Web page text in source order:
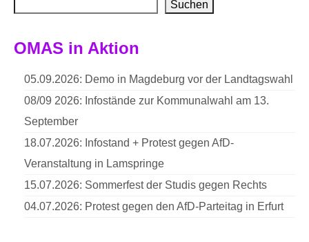
Suchen
OMAS in Aktion
05.09.2026: Demo in Magdeburg vor der Landtagswahl
08/09 2026: Infostände zur Kommunalwahl am 13.
September
18.07.2026: Infostand + Protest gegen AfD-
Veranstaltung in Lamspringe
15.07.2026: Sommerfest der Studis gegen Rechts
04.07.2026: Protest gegen den AfD-Parteitag in Erfurt